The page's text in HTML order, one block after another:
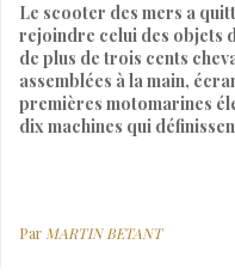
Le scooter des mers a
rejoindre celui des objets
de plus de trois cents
assemblées à la main,
premières motomarines
dix machines qui
Par MARTIN BETANT